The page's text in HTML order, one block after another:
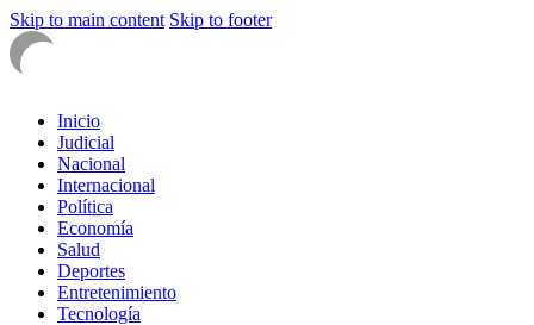
Skip to main content Skip to footer
Inicio
Judicial
Nacional
Internacional
Política
Economía
Salud
Deportes
Entretenimiento
Tecnología